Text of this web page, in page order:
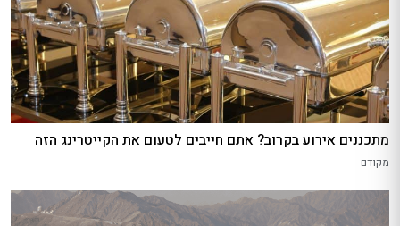
מתכננים אירוע בקרוב? אתם חייבים לטעום את הקייטרינג הזה
מקודם